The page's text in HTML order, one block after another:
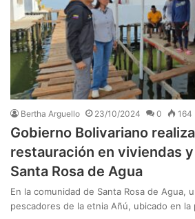
Bertha Arguello 23/10/2024 0 164
Gobierno Bolivariano
restauración en viviendas
Santa Rosa de Agua
En la comunidad de Santa Rosa de Agua,
pescadores de la etnia Añú, ubicado en la